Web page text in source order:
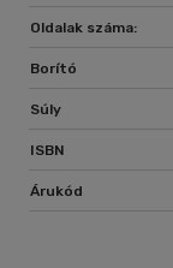
Oldalak száma:
Borító
Súly
ISBN
Árukód